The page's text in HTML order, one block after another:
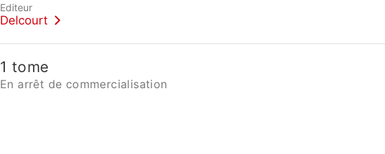
Editeur
Delcourt
1 tome
En arrêt de commercialisation